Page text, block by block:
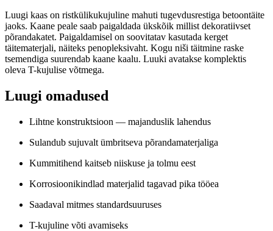
Luugi kaas on ristkülikukujuline mahuti tugevdusrestiga betoontäite
jaoks. Kaane peale saab paigaldada ükskõik millist dekoratiivset
põrandakatet. Paigaldamisel on soovitatav kasutada kerget
täitematerjali, näiteks penopleksivaht. Kogu niši täitmine raske
tsemendiga suurendab kaane kaalu. Luuki avatakse komplektis
oleva T-kujulise võtmega.
Luugi omadused
Lihtne konstruktsioon — majanduslik lahendus
Sulandub sujuvalt ümbritseva põrandamaterjaliga
Kummitihend kaitseb niiskuse ja tolmu eest
Korrosioonikindlad materjalid tagavad pika tööea
Saadaval mitmes standardsuuruses
T-kujuline võti avamiseks